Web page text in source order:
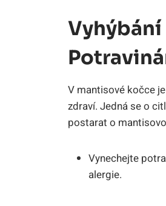
Vyhýbání
V mantisové kočce
zdraví. Jedná se o
postarat o
Vynechejte
alergie.